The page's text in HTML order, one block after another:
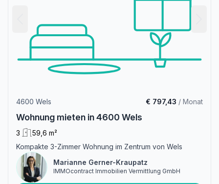
4600 Wels € 797,43 / Monat
Wohnung mieten in 4600 Wels
3
59,6 m²
Kompakte 3-Zimmer Wohnung im Zentrum von Wels
Marianne Gerner-Kraupatz
IMMOcontract Immobilien Vermittlung GmbH